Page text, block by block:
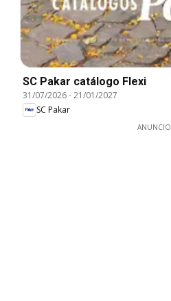
SC Pakar catálogo Flexi
31/07/2026-21/01/2027
SC Pakar
ANUNCIO